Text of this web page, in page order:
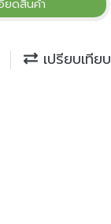
ยดสินค้า
เปรียบเทียบ